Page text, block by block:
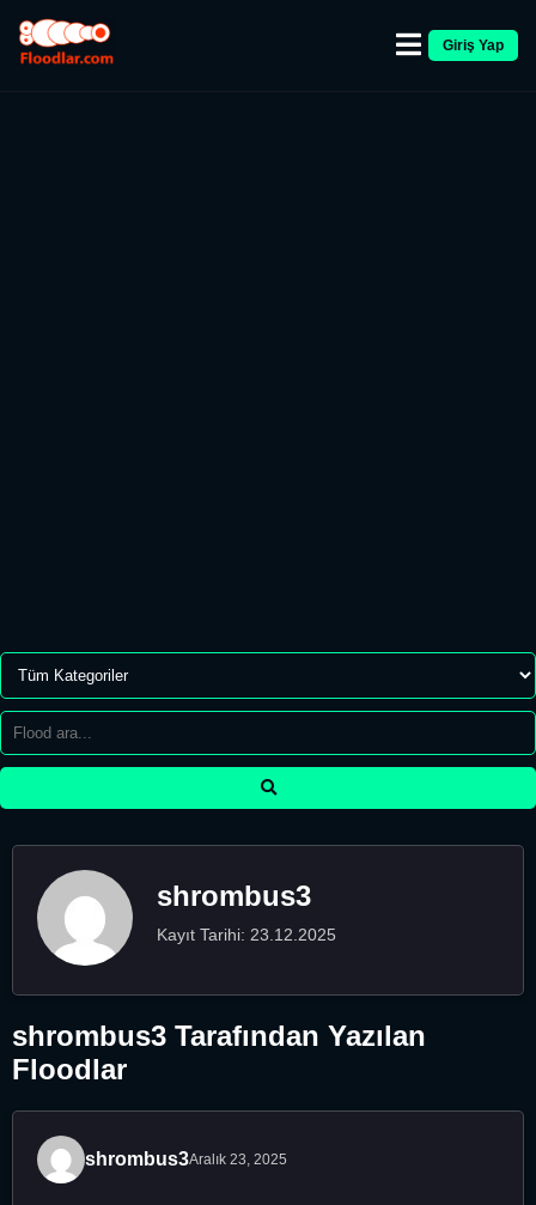
Giriş Yap
shrombus3
Kayıt Tarihi: 23.12.2025
shrombus3 Tarafından Yazılan
Floodlar
shrombus3Aralık 23, 2025